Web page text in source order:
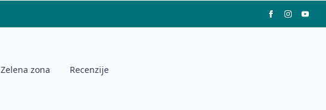
Zelena zona Recenzije